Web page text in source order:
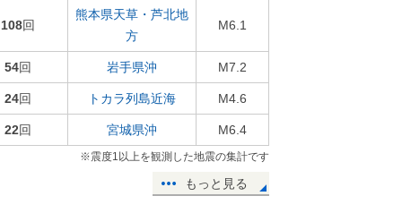
108回
熊本県天草・芦北地
方
M6.1
54回 岩手県沖 M7.2
24回 トカラ列島近海 M4.6
22回 宮城県沖 M6.4
※震度1以上を観測した地震の集計です
もっと見る